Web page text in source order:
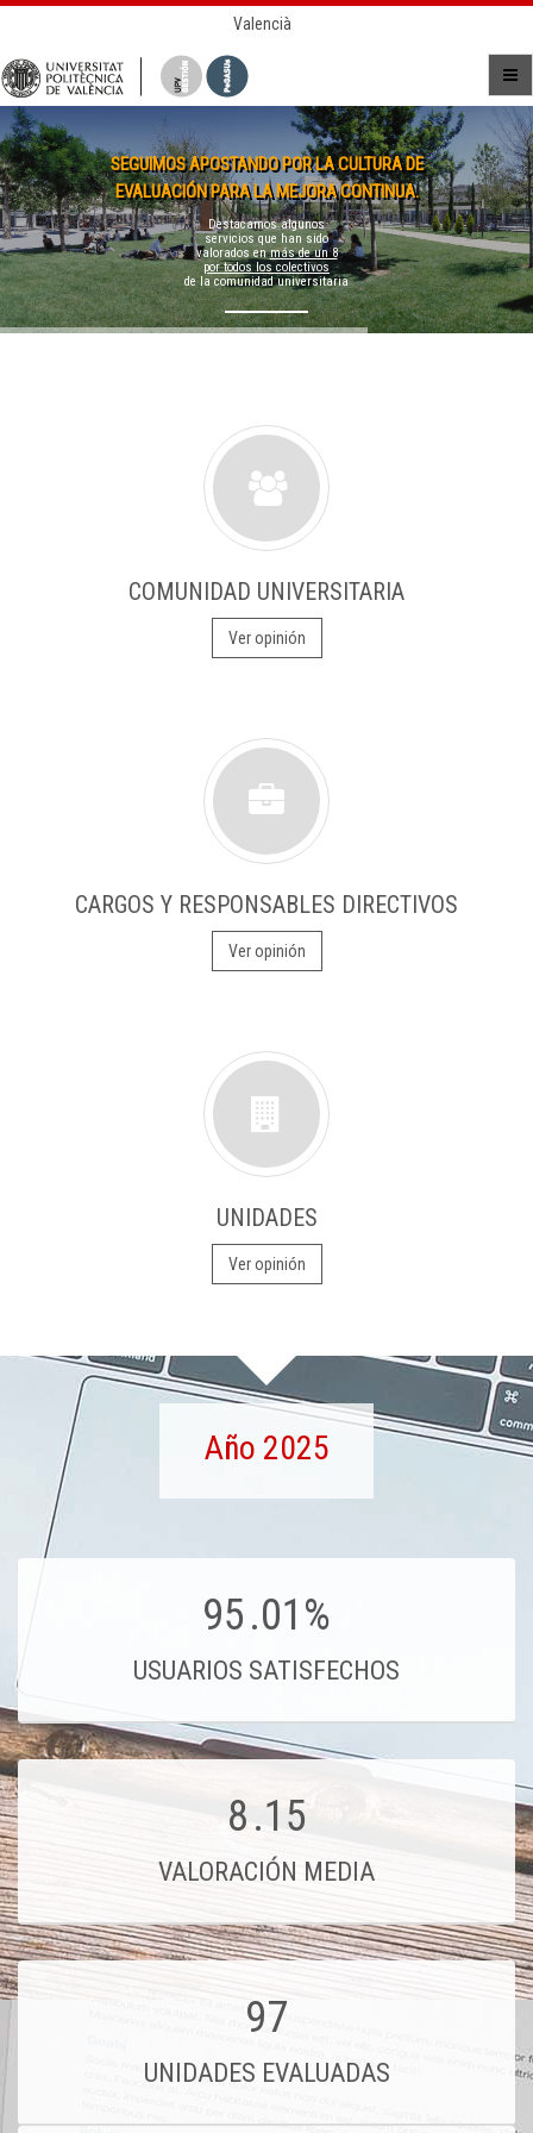
Valencià
SEGUIMOS APOSTANDO POR LA CULTURA DE
EVALUACIÓN PARA LA MEJORA CONTINUA.
Destacamos algunos
servicios que han sido
valorados enmás de un 8
por todos los colectivos
de la comunidad universitaria
COMUNIDAD UNIVERSITARIA
Ver opinión
CARGOS Y RESPONSABLES DIRECTIVOS
Ver opinión
UNIDADES
Ver opinión
Año 2025
95.01%
USUARIOS SATISFECHOS
8.15
VALORACIÓN MEDIA
97
UNIDADES EVALUADAS